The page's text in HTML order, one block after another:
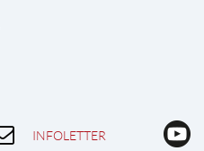
INFOLETTER